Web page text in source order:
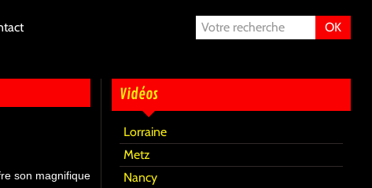
OK
son magnifique
Vidéos
Lorraine
Metz
Nancy